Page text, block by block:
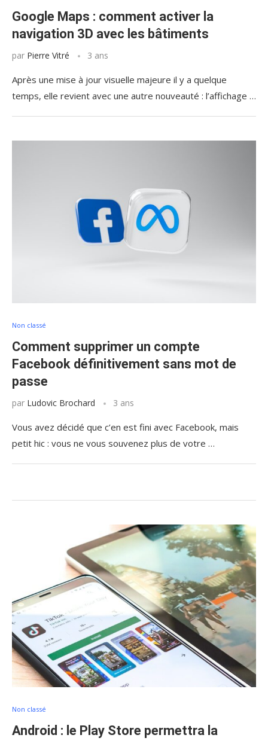
Google Maps : comment activer la
navigation 3D avec les bâtiments
par Pierre Vitré 3 ans
Après une mise à jour visuelle majeure il y a quelque
temps, elle revient avec une autre nouveauté : l’affichage …
Non classé
Comment supprimer un compte
Facebook définitivement sans mot de
passe
par Ludovic Brochard 3 ans
Vous avez décidé que c’en est fini avec Facebook, mais
petit hic : vous ne vous souvenez plus de votre …
Non classé
Android : le Play Store permettra la